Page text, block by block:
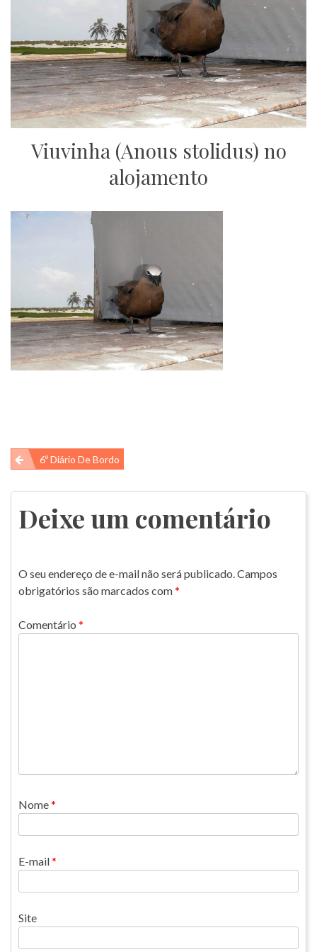
Viuvinha (Anous stolidus) no
alojamento
Navegação
de
Post
6º Diário De Bordo
Deixe um comentário
O seu endereço de e-mail não será publicado.Campos
obrigatórios são marcados com*
Comentário *
Nome*
E-mail*
Site